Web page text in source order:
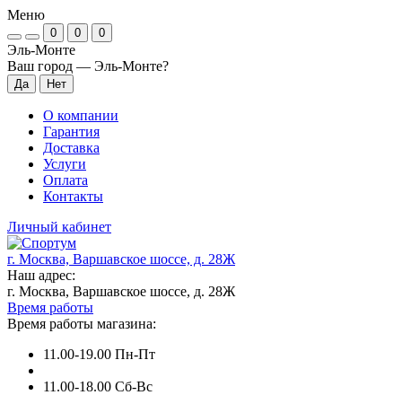
Меню
0 0 0
Эль-Монте
Ваш город — Эль-Монте?
О компании
Гарантия
Доставка
Услуги
Оплата
Контакты
Личный кабинет
г. Москва, Варшавское шоссе, д. 28Ж
Наш адрес:
г. Москва, Варшавское шоссе, д. 28Ж
Время работы
Время работы магазина:
11.00-19.00 Пн-Пт
11.00-18.00 Сб-Вс